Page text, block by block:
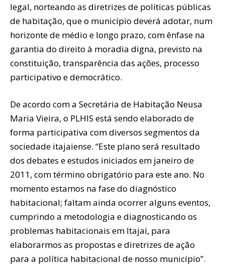
legal, norteando as diretrizes de políticas públicas
de habitação, que o município deverá adotar, num
horizonte de médio e longo prazo, com ênfase na
garantia do direito à moradia digna, previsto na
constituição, transparência das ações, processo
participativo e democrático.
De acordo com a Secretária de Habitação Neusa
Maria Vieira, o PLHIS está sendo elaborado de
forma participativa com diversos segmentos da
sociedade itajaiense. “Este plano será resultado
dos debates e estudos iniciados em janeiro de
2011, com término obrigatório para este ano. No
momento estamos na fase do diagnóstico
habitacional; faltam ainda ocorrer alguns eventos,
cumprindo a metodologia e diagnosticando os
problemas habitacionais em Itajaí, para
elaborarmos as propostas e diretrizes de ação
para a política habitacional de nosso município”.